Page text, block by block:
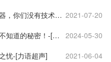
，你们没有技术手 2021-07-20
知道的秘密！-[力
2024-05-30
忧-[力语超声] 2021-06-04